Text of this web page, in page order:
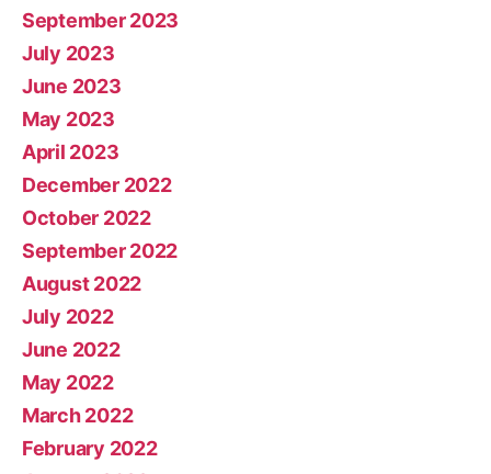
September 2023
July 2023
June 2023
May 2023
April 2023
December 2022
October 2022
September 2022
August 2022
July 2022
June 2022
May 2022
March 2022
February 2022